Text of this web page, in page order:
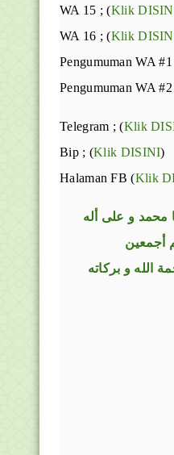
WA 15 ; (Klik
WA 16 ; (Klik
Pengumuman WA
Pengumuman WA
Telegram ;(Klik
Bip ; (Klik DISINI)
Halaman FB(Klik
محمد و على أله
أجمعين
الله و بركاته